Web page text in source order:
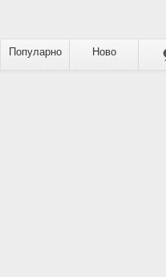
Популарно Ново